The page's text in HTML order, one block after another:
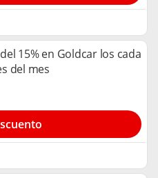
15% en Goldcar los cada
del mes